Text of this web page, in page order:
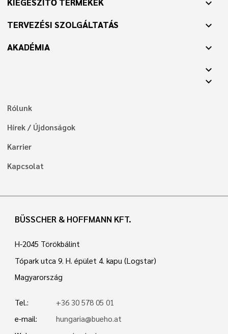
expand_more
TERVEZÉSI SZOLGÁLTATÁS expand_more
AKADÉMIA
expand_more
expand_more
expand_more
Rólunk
Hírek / Újdonságok
Karrier
Kapcsolat
BÜSSCHER & HOFFMANN KFT.
H-2045 Törökbálint
Tópark utca 9. H. épület 4. kapu (Logstar)
Magyarország
Tel.:
+36 30 578 05 01
e-mail:
hungaria@bueho.at